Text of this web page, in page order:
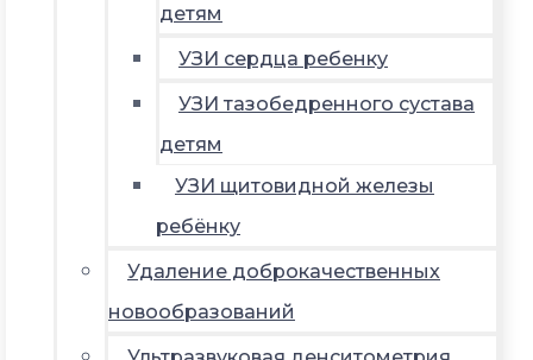
детям
УЗИ сердца ребенку
УЗИ тазобедренного сустава
детям
УЗИ щитовидной железы
ребёнку
Удаление доброкачественных
новообразований